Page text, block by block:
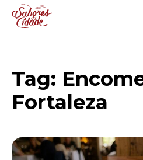
Tag:
Fortaleza